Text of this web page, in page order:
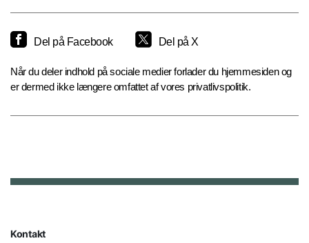
Del på Facebook Del på X
Når du deler indhold på sociale medier forlader du hjemmesiden og
er dermed ikke længere omfattet af vores privatlivspolitik.
Kontakt